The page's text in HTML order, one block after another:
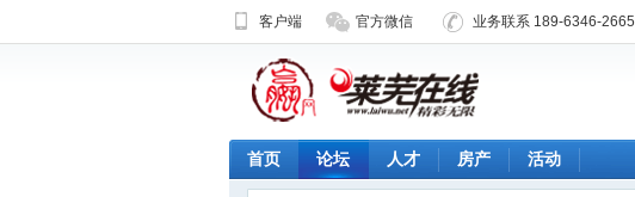
客户端 官方微信 业务联系 189-6346-2665
首页 论坛 人才 房产 活动